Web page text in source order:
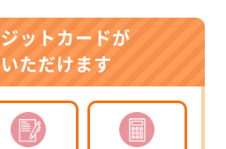
ットカードが
ただけます